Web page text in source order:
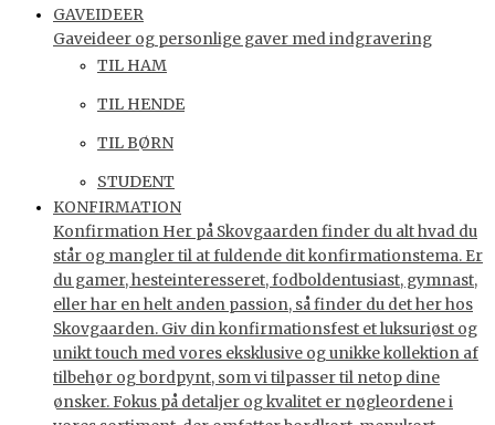
GAVEIDEER
Gaveideer og personlige gaver med indgravering
TIL HAM
TIL HENDE
TIL BØRN
STUDENT
KONFIRMATION
Konfirmation Her på Skovgaarden finder du alt hvad du
står og mangler til at fuldende dit konfirmationstema. Er
du gamer, hesteinteresseret, fodboldentusiast, gymnast,
eller har en helt anden passion, så finder du det her hos
Skovgaarden. Giv din konfirmationsfest et luksuriøst og
unikt touch med vores eksklusive og unikke kollektion af
tilbehør og bordpynt, som vi tilpasser til netop dine
ønsker. Fokus på detaljer og kvalitet er nøgleordene i